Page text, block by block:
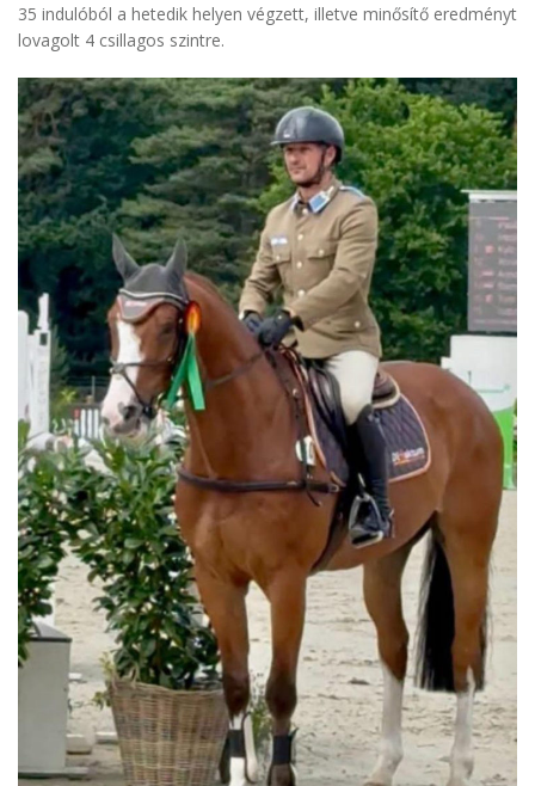
35 indulóból a hetedik helyen végzett, illetve minősítő eredményt
lovagolt 4 csillagos szintre.